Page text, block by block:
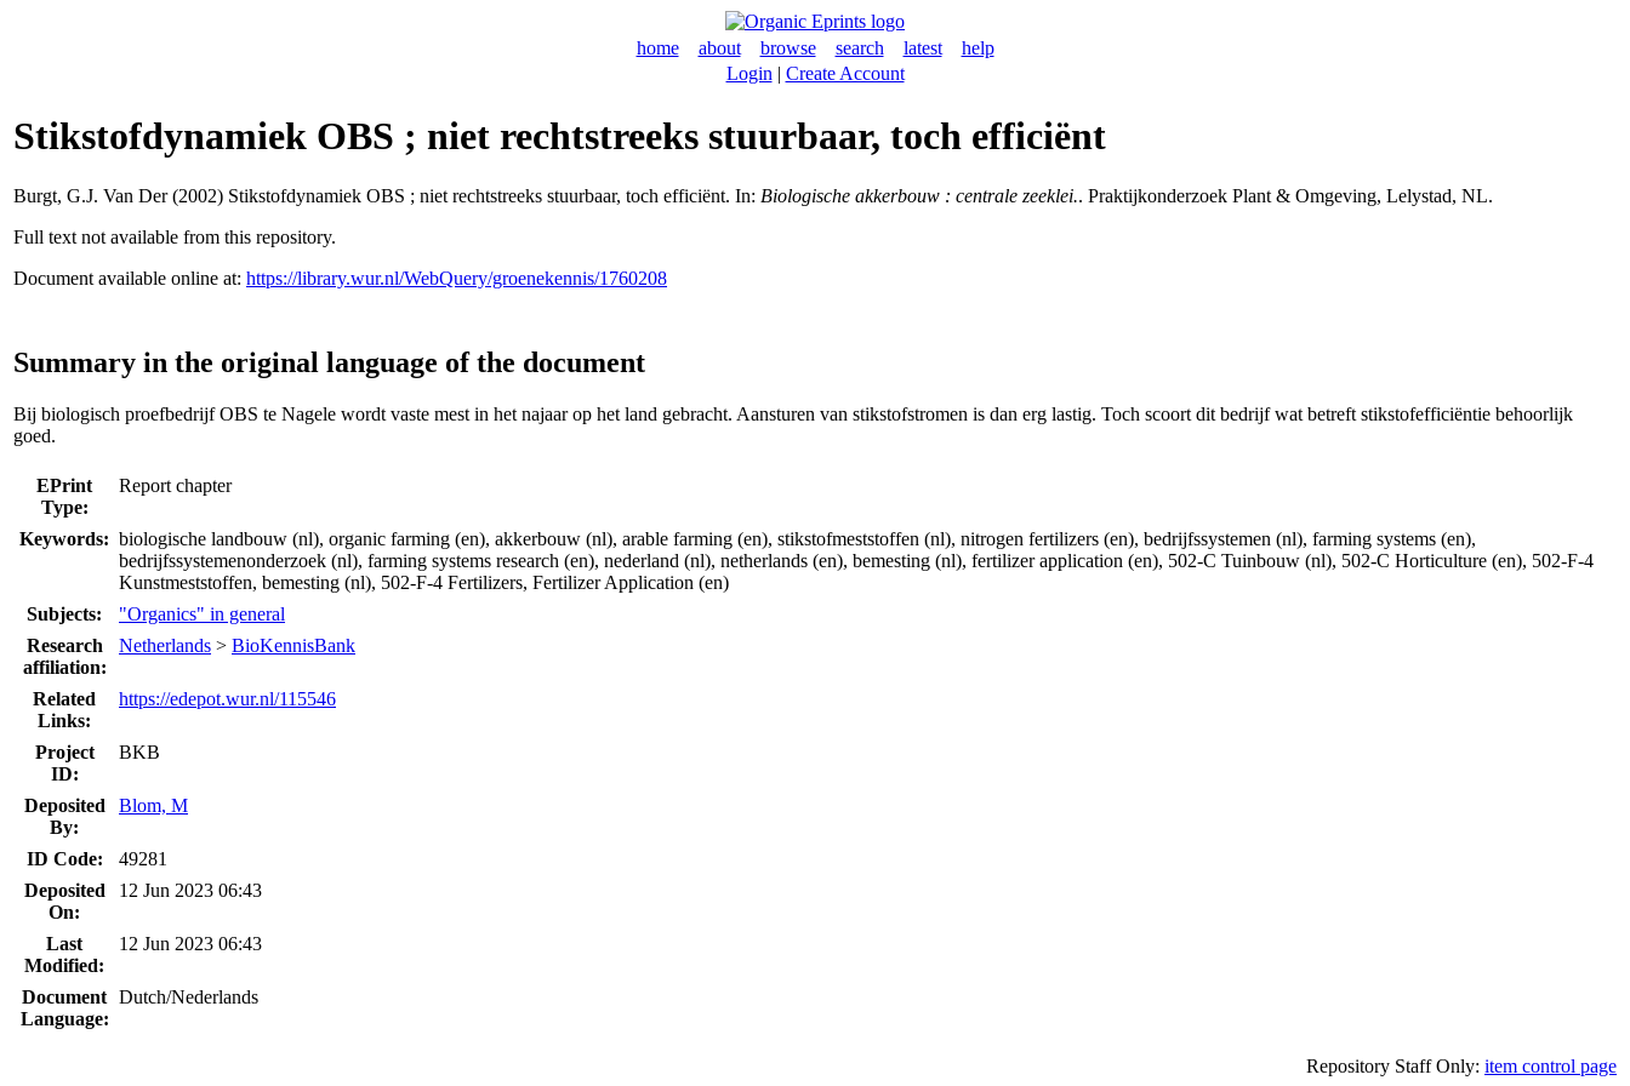
home about browse search latest
help
Login | Create Account
Stikstofdynamiek OBS ; niet rechtstreeks stuurbaar, toch efficiënt
Burgt, G.J. Van Der(2002) Stikstofdynamiek OBS ; niet rechtstreeks stuurbaar, toch efficiënt. In: Biologische akkerbouw : centrale zeeklei.. Praktijkonderzoek Plant & Omgeving, Lelystad, NL.
Full text not available from this repository.
Document available online at: https://library.wur.nl/WebQuery/groenekennis/1760208
Summary in the original language of the document
Bij biologisch proefbedrijf OBS te Nagele wordt vaste mest in het najaar op het land gebracht. Aansturen van stikstofstromen is dan erg lastig. Toch scoort dit bedrijf wat betreft stikstofefficiëntie behoorlijk
goed.
EPrint
Type:
Report chapter
Keywords: biologische landbouw (nl), organic farming (en), akkerbouw (nl), arable farming (en), stikstofmeststoffen (nl), nitrogen fertilizers (en), bedrijfssystemen (nl), farming systems (en),
bedrijfssystemenonderzoek (nl), farming systems research (en), nederland (nl), netherlands (en), bemesting (nl), fertilizer application (en), 502-C Tuinbouw (nl), 502-C Horticulture (en), 502-F-4
Kunstmeststoffen, bemesting (nl), 502-F-4 Fertilizers, Fertilizer Application (en)
Subjects:
"Organics" in general
Research
affiliation:
Netherlands > BioKennisBank
Related
Links:
https://edepot.wur.nl/115546
Project
ID:
BKB
Deposited
By:
Blom, M
ID Code:
49281
Deposited
On:
12 Jun 2023 06:43
Last
Modified:
12 Jun 2023 06:43
Document
Language:
Dutch/Nederlands
Repository Staff Only: item control page